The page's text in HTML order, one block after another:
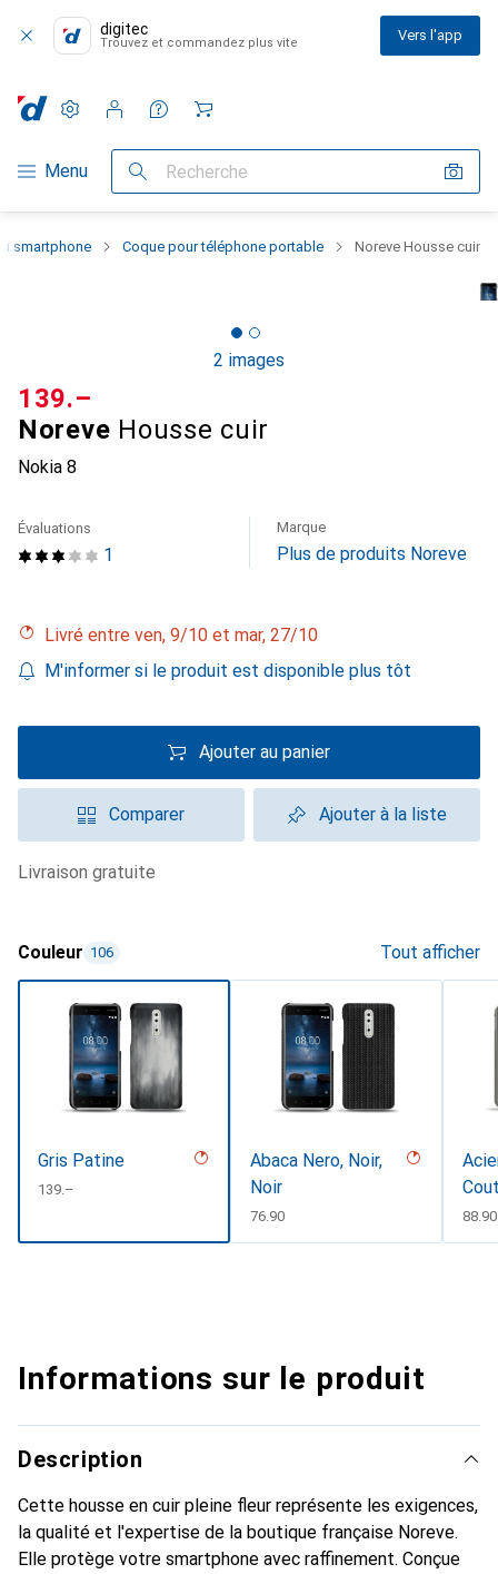
digitec
Trouvez et commandez plus vite Vers l'app
Navigation par catégorie
Menu Recherche
Paramètres
Compte client
Listes de comparaison
Listes d'envies
Panier
smartphone Coque pour téléphone portable Noreve Housse cuir
2 images
Noreve Housse cuir
Nokia 8
CHF
139.–
1
Évaluations Marque
Plus de produits Noreve
Livré entre ven, 9/10 et mar, 27/10
M'informer si le produit est disponible plus tôt
Ajouter au panier
Comparer Ajouter à la liste
livraison gratuite
Couleur 106 Tout afficher
Gris Patine
CHF
139.–
Abaca Nero, Noir,
Noir
CHF
76.90 CHF
88.90
Informations sur le produit
Description
Cette housse en cuir pleine fleur représente les exigences,
la qualité et l'expertise de la boutique française Noreve.
Elle protège votre smartphone avec raffinement. Conçue